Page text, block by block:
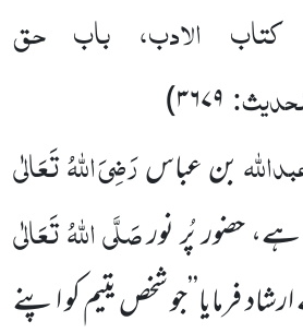
کتاب الادب، باب حق
۳۶۷۹)
بن عباسرَضِیَ اللّٰہُ تَعَالٰی
حضور پُر نورصَلَّی اللّٰہُ تَعَالٰی
فرمایا’’جو شخص یتیم کو اپنے